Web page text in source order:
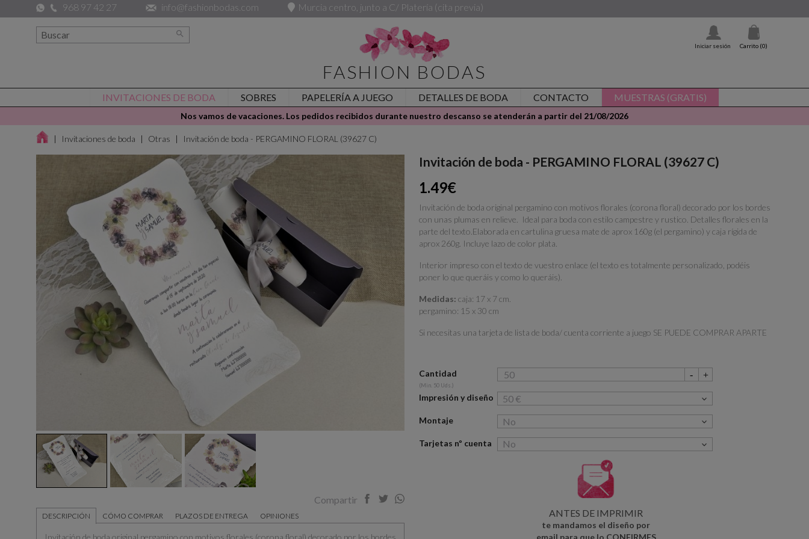
968 97 42 27 info@fashionbodas.com Murcia centro, junto a C/ Platería (cita previa)

Iniciar sesión Carrito (0)
FASHION BODAS
INVITACIONES DE BODA SOBRES PAPELERÍA A JUEGO DETALLES DE BODA CONTACTO MUESTRAS (GRATIS)
Nos vamos de vacaciones. Los pedidos recibidos durante nuestro descanso se atenderán a partir del 21/08/2026
Invitaciones de boda Otras Invitación de boda - PERGAMINO FLORAL (39627 C)
Compartir
DESCRIPCIÓN CÓMO COMPRAR PLAZOS DE ENTREGA OPINIONES
Invitación de boda original pergamino con motivos florales (corona floral) decorado por los bordes
Invitación de boda - PERGAMINO FLORAL (39627 C)
1.49€
Invitación de boda original pergamino con motivos florales (corona floral) decorado por los bordes
con unas plumas en relieve. Ideal para boda con estilo campestre y rustico. Detalles florales en la
parte del texto.Elaborada en cartulina gruesa mate de aprox 160g (el pergamino) y caja rígida de
aprox 260g. Incluye lazo de color plata.
Interior impreso con el texto de vuestro enlace (el texto es totalmente personalizado, podéis
poner lo que queráis y como lo queráis).
Medidas: caja: 17 x 7 cm.
pergamino: 15 x 30 cm
Si necesitas una tarjeta de lista de boda/ cuenta corriente a juego SE PUEDE COMPRAR APARTE
Cantidad
(Min. 50 Uds.)
Impresión y diseño
Montaje
Tarjetas nº cuenta
ANTES DE IMPRIMIR
te mandamos el diseño por